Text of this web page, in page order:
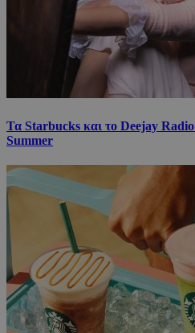
Τα Starbucks και το Deejay
Summer